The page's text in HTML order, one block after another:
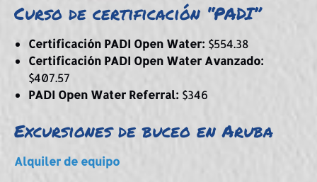
Curso de certificación “PADI”
Certificación PADI Open Water: $554.38
Certificación PADI Open Water Avanzado:
$407.57
PADI Open Water Referral: $346
Excursiones de buceo en Aruba
Alquiler de equipo